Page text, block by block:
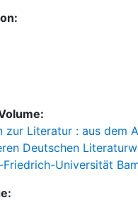
zur Literatur : aus dem
Deutschen
Universität